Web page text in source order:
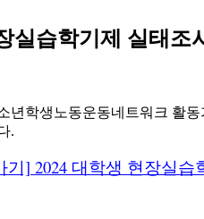
실습학기제 실태조
년학생노동운동네트워크 활
.
기] 2024 대학생 현장실